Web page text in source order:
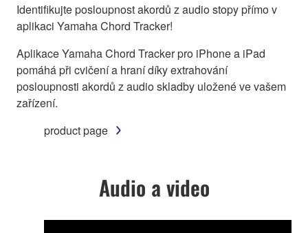
Identifikujte posloupnost akordů z audio stopy přímo v
aplikaci Yamaha Chord Tracker!
Aplikace Yamaha Chord Tracker pro iPhone a iPad
pomáhá při cvičení a hraní díky extrahování
posloupnosti akordů z audio skladby uložené ve vašem
zařízení.
product page
Audio a video